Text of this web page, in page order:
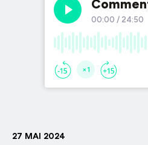
27 MAI 2024